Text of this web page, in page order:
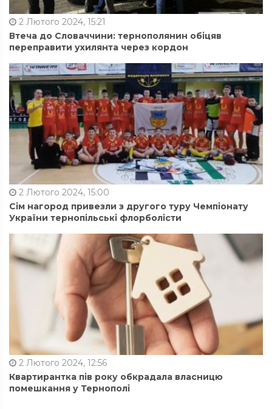
2 Лютого 2024, 15:21
Втеча до Словаччини: тернополянин обіцяв
переправити ухилянта через кордон
2 Лютого 2024, 15:00
Сім нагород привезли з другого туру Чемпіонату
України тернопільські флорболісти
2 Лютого 2024, 12:56
Квартирантка пів року обкрадала власницю
помешкання у Тернополі